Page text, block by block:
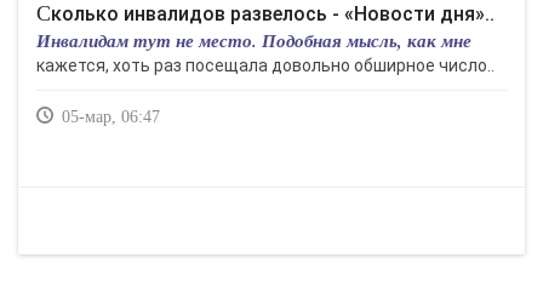
Сколько инвалидов развелось - «Новости дня»..
Инвалидам тут не место. Подобная мысль, как мне
кажется, хоть раз посещала довольно обширное число..
05-мар, 06:47